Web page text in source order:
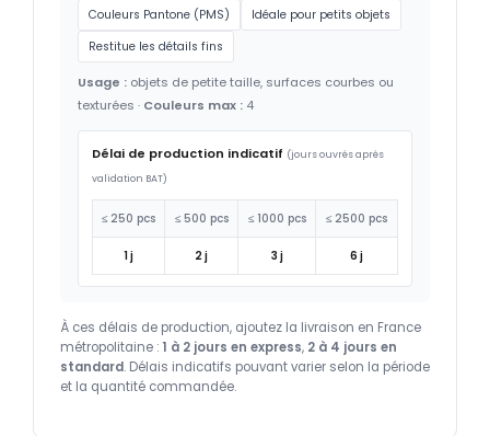
Couleurs Pantone (PMS)
Idéale pour petits objets
Restitue les détails fins
Usage : objets de petite taille, surfaces courbes ou
texturées · Couleurs max : 4
Délai de production indicatif (jours ouvrés après
validation BAT)
≤ 250 pcs ≤ 500 pcs ≤ 1000 pcs ≤ 2500 pcs
1 j 2 j 3 j 6 j
À ces délais de production, ajoutez la livraison en France
métropolitaine : 1 à 2 jours en express, 2 à 4 jours en
standard. Délais indicatifs pouvant varier selon la période
et la quantité commandée.